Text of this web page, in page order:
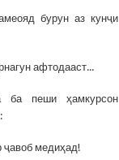
бурун аз кунҷи
афтодааст...
ба пеши ҳамкурсон
ҷавоб медиҳад!